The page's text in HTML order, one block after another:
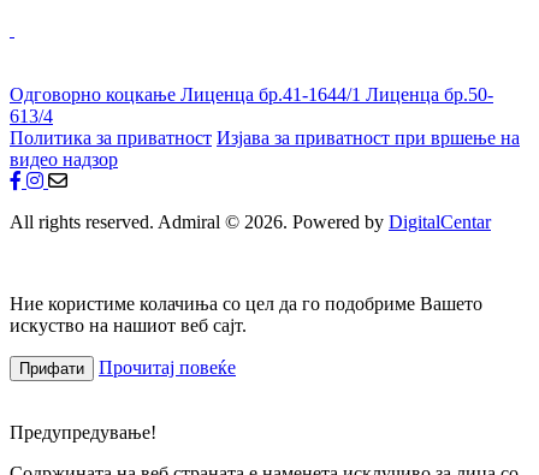
Одговорно коцкање Лиценца бр.41-1644/1 Лиценца бр.50-
613/4
Политика за приватност Изјава за приватност при вршење на
видео надзор
All rights reserved. Admiral © 2026. Powered by DigitalCentar
Ние користиме колачиња со цел да го подобриме Вашето
искуство на нашиот веб сајт.
Прифати Прочитај повеќе
Предупредување!